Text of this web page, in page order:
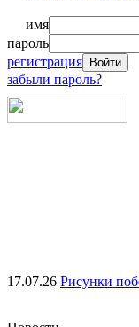
имя
пароль
регистрация
забыли пароль?
17.07.26 Рисунки